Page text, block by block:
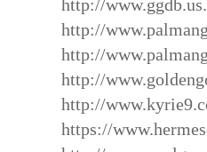
http://
http://
http://
http://
http://
https://